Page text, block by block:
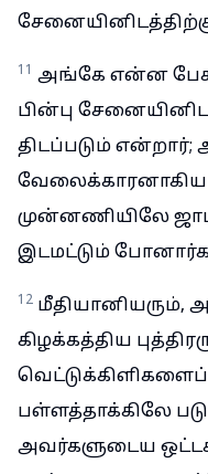
11 அங்கே என்ன
பின்பு
திடப்படும்
வேலைக்காரனாகிய
முன்னணியிலே
இடமட்டும்
12 மீதியானியரும்,
கிழக்கத்திய
பள்ளத்தாக்கிலே
அவர்களுடைய